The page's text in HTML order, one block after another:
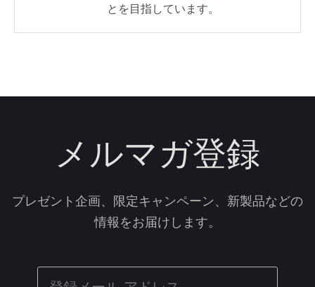
とを目指しています。
メルマガ登録
プレゼント企画、限定キャンペーン、新製品などの
情報をお届けします。